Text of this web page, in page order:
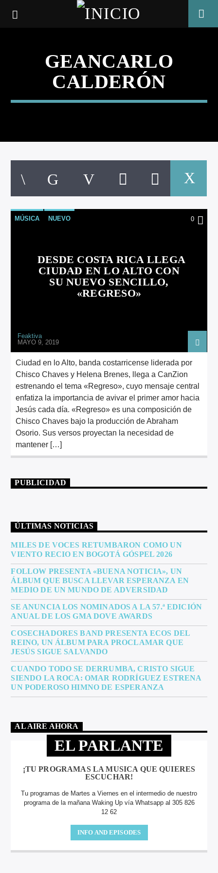
CANCIÓN ACTUAL
TÍTULO
GEANCARLO
CALDERÓN
MÚSICA NUEVO 0
DESDE COSTA RICA LLEGA
CIUDAD EN LO ALTO CON
SU NUEVO SENCILLO,
«REGRESO»
Feaktiva
MAYO 9, 2019
Ciudad en lo Alto, banda costarricense liderada por
Chisco Chaves y Helena Brenes, llega a CanZion
estrenando el tema «Regreso», cuyo mensaje central
enfatiza la importancia de avivar el primer amor hacia
Jesús cada día. «Regreso» es una composición de
Chisco Chaves bajo la producción de Abraham
Osorio. Sus versos proyectan la necesidad de
mantener […]
PUBLICIDAD
ÚLTIMAS NOTICIAS
MILES DE VOCES RETUMBARON COMO UN
VIENTO RECIO EN BOGOTÁ GÓSPEL 2026
FOLLOW PRESENTA «BUENA NOTICIA», UN
ÁLBUM QUE BUSCA LLEVAR ESPERANZA EN
MEDIO DE UN MUNDO DE ADVERSIDAD
SE ANUNCIA LOS NOMINADOS A LA 57.ª EDICIÓN
ANUAL DE LOS GMA DOVE AWARDS
COSECHADORES BAND PRESENTA ECOS DEL
REINO, UN ÁLBUM PARA PROCLAMAR QUE
JESÚS SIGUE SALVANDO
CUANDO TODO SE DERRUMBA, CRISTO SIGUE
SIENDO LA ROCA: OMAR RODRÍGUEZ ESTRENA
UN PODEROSO HIMNO DE ESPERANZA
AL AIRE AHORA
EL PARLANTE
¡TU PROGRAMAS LA MUSICA QUE QUIERES
ESCUCHAR!
Tu programas de Martes a Viernes en el intermedio de nuestro
programa de la mañana Waking Up vía Whatsapp al 305 826
12 62
INFO AND EPISODES